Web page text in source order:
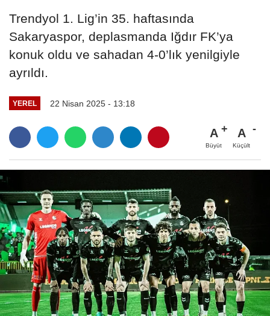
Trendyol 1. Lig’in 35. haftasında
Sakaryaspor, deplasmanda Iğdır FK’ya
konuk oldu ve sahadan 4-0’lık yenilgiyle
ayrıldı.
YEREL 22 Nisan 2025 - 13:18
A
Büyüt
A
Küçült